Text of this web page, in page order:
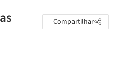
Compartilhar